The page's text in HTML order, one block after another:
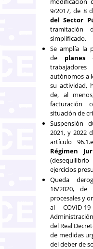
9/2017, de 8
del Sector
tramitación
simplificado.
Se amplía la
de planes
autónomos a
su actividad,
de, al
facturación
situación de
Suspensión
2021, y 2022
artículo
Régimen
ejercicios
Queda
16/2020,
procesales y
al
del Real
de medidas
del deber de